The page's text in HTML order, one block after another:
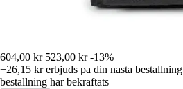
604,00 kr 523,00 kr -13%
+26,15 krerbjuds pa din nasta bestallning
bestallning har bekraftats